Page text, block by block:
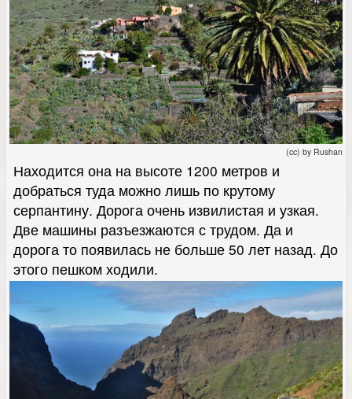
(cc) by Rushan
Находится она на высоте 1200 метров и
добраться туда можно лишь по крутому
серпантину. Дорога очень извилистая и узкая.
Две машины разъезжаются с трудом. Да и
дорога то появилась не больше 50 лет назад. До
этого пешком ходили.